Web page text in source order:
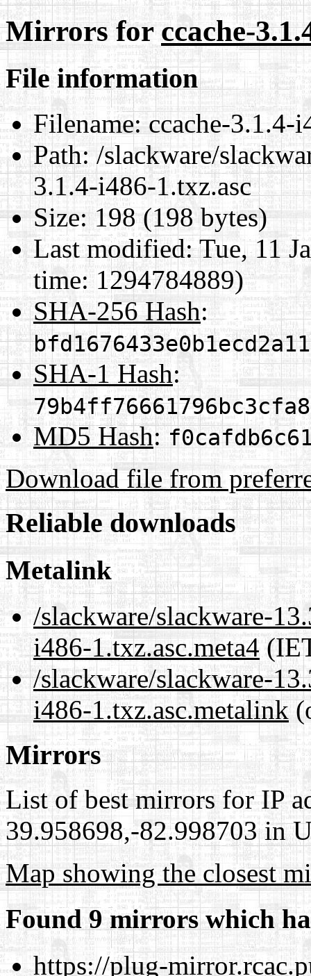
Mirrors forccache-
File information
Filename:ccache-3.1.4-
Path:/slackware/
3.1.4-i486-1.txz.asc
Size:198 (198 bytes)
Last modified:Tue, 11
time: 1294784889)
SHA-256 Hash:
SHA-1 Hash:
MD5 Hash:
Download file from
Reliable downloads
Metalink
/slackware/slackware-
i486-1.txz.asc.meta4
/slackware/slackware-
i486-1.txz.asc.metalink
Mirrors
List of best mirrors for IP
39.958698,-82.998703 in
Map showing the closest
Found 9 mirrors which
https://plug-